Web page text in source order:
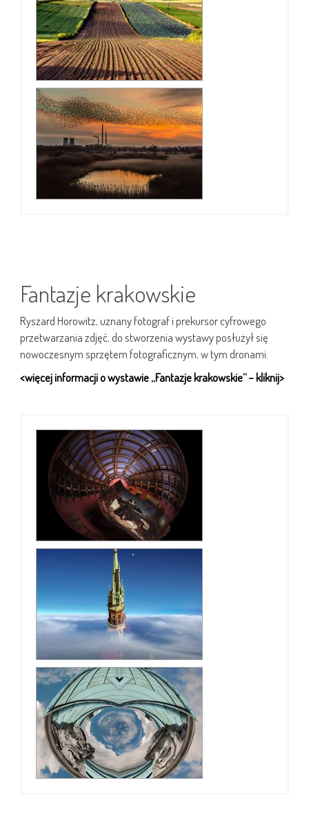
Fantazje krakowskie
Ryszard Horowitz, uznany fotograf i prekursor cyfrowego
przetwarzania zdjęć, do stworzenia wystawy posłużył się
nowoczesnym sprzętem fotograficznym, w tym dronami.
<więcej informacji o wystawie „Fantazje krakowskie” – kliknij>